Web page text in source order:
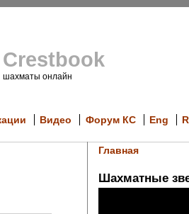
Crestbook
шахматы онлайн
Видео Форум КС Eng
Главная
Шахматные